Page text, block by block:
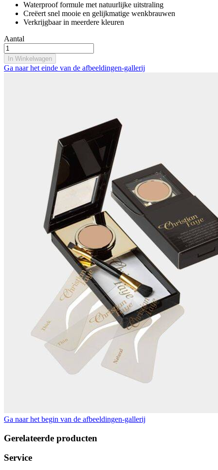
Waterproof formule met natuurlijke uitstraling
Creëert snel mooie en gelijkmatige wenkbrauwen
Verkrijgbaar in meerdere kleuren
Aantal
In Winkelwagen
Ga naar het einde van de afbeeldingen-gallerij
Ga naar het begin van de afbeeldingen-gallerij
Gerelateerde producten
Service